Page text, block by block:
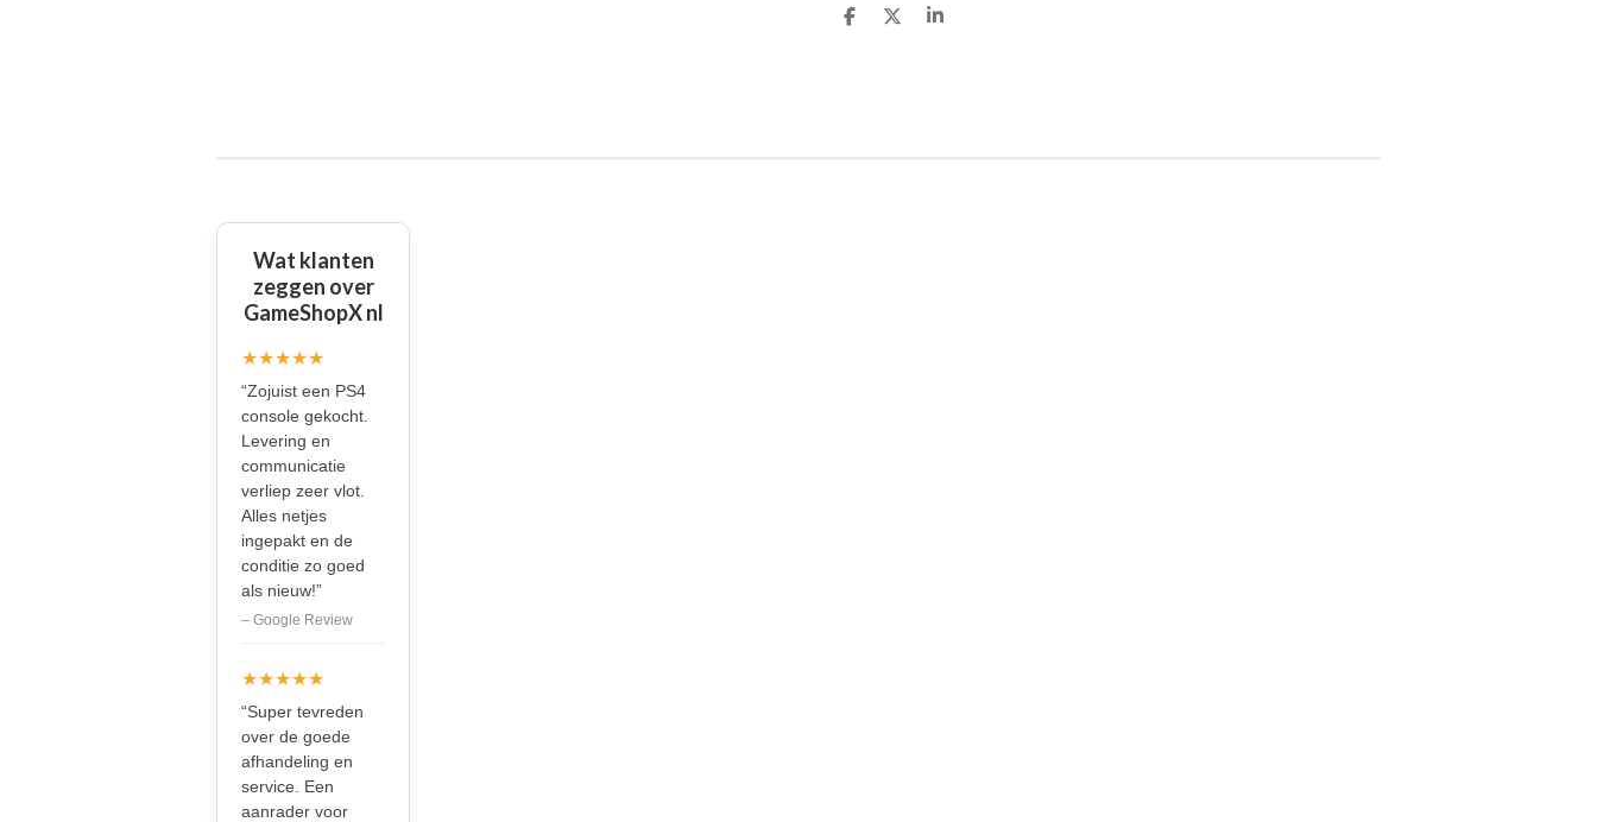
D
D
S
Wat klanten
zeggen over
GameShopX nl
★★★★★
“Zojuist een PS4
console gekocht.
Levering en
communicatie
verliep zeer vlot.
Alles netjes
ingepakt en de
conditie zo goed
als nieuw!”
– Google Review
★★★★★
“Super tevreden
over de goede
afhandeling en
service. Een
aanrader voor